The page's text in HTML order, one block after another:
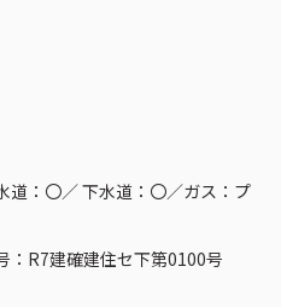
道：〇／ 下水道：〇／ガス：プ
：R7建確建住セ下第0100号